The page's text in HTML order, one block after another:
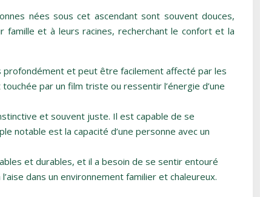
nées sous cet ascendant sont souvent douces,
et à leurs racines, recherchant le confort et la
profondément et peut être facilement affecté par les
par un film triste ou ressentir l’énergie d’une
et souvent juste. Il est capable de se
notable est la capacité d’une personne avec un
et durables, et il a besoin de se sentir entouré
dans un environnement familier et chaleureux.